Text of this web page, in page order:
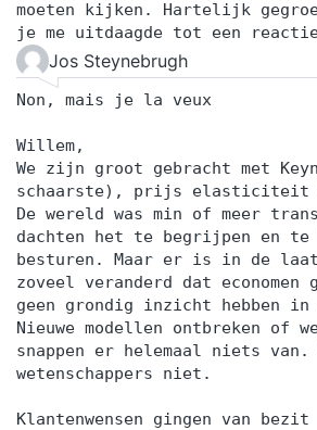
moeten kijken. Hartelijk
je me uitdaagde tot een reactie,
Jos Steynebrugh
Non, mais je la veux
Willem,
We zijn groot gebracht met
schaarste), prijs elasticiteit
De wereld was min of meer
dachten het te begrijpen en te
besturen. Maar er is in de
zoveel veranderd dat economen
geen grondig inzicht hebben in
Nieuwe modellen ontbreken of
snappen er helemaal niets van.
wetenschappers niet.
Klantenwensen gingen van